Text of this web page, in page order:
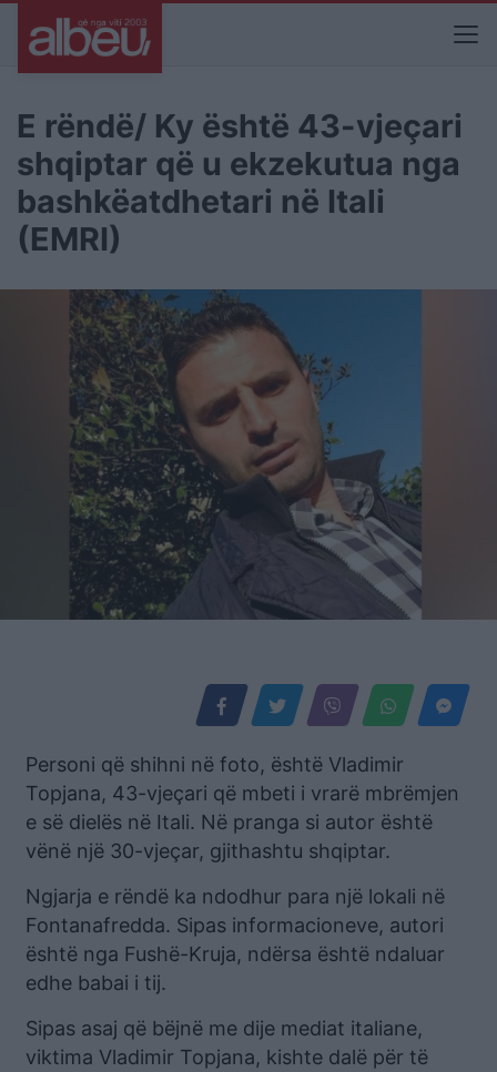
E rëndë/ Ky është 43-vjeçari
shqiptar që u ekzekutua nga
bashkëatdhetari në Itali
(EMRI)
Personi që shihni në foto, është Vladimir
Topjana, 43-vjeçari që mbeti i vrarë mbrëmjen
e së dielës në Itali. Në pranga si autor është
vënë një 30-vjeçar, gjithashtu shqiptar.
Ngjarja e rëndë ka ndodhur para një lokali në
Fontanafredda. Sipas informacioneve, autori
është nga Fushë-Kruja, ndërsa është ndaluar
edhe babai i tij.
Sipas asaj që bëjnë me dije mediat italiane,
viktima Vladimir Topjana, kishte dalë për të